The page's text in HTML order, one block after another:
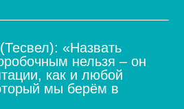
«Назвать
нельзя – он
как и любой
мы берём в